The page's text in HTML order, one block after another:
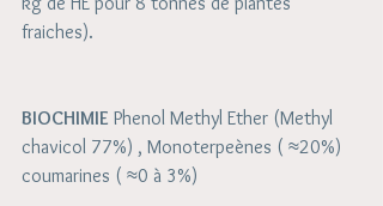
fraiches).
BIOCHIMIE Phenol Methyl Ether (Methyl
chavicol 77%) , Monoterpeènes ( ≈20%)
coumarines ( ≈0 à 3%)